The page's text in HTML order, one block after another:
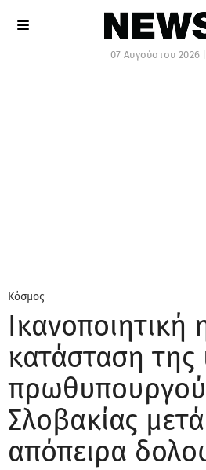
07 Αυγούστου 2026 |
Κόσμος
Ικανοποιητική
κατάσταση της
Σλοβακίας
απόπειρα